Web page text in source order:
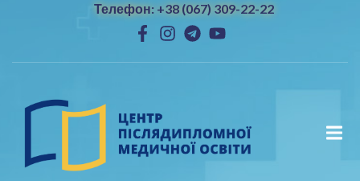
Телефон: +38 (067) 309-22-22